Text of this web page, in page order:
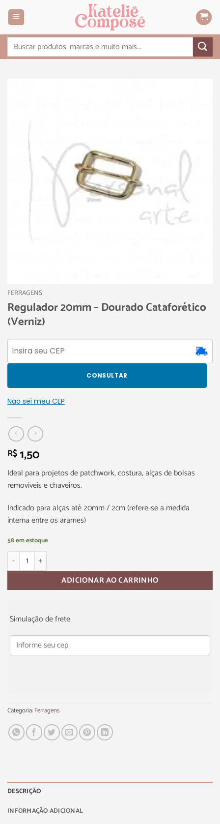
FERRAGENS
Regulador 20mm – Dourado Cataforético
(Verniz)
CONSULTAR
Não sei meu CEP
R$1,50
Ideal para projetos de patchwork, costura, alças de bolsas
removíveis e chaveiros.
Indicado para alças até 20mm / 2cm (refere-se a medida
interna entre os arames)
58 em estoque
ADICIONAR AO CARRINHO
Simulação de frete
Categoria:Ferragens
DESCRIÇÃO
INFORMAÇÃO ADICIONAL